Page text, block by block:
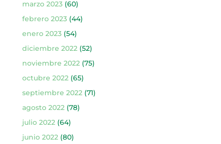
marzo 2023(60)
febrero 2023(44)
enero 2023(54)
diciembre 2022(52)
noviembre 2022(75)
octubre 2022(65)
septiembre 2022(71)
agosto 2022(78)
julio 2022(64)
junio 2022(80)